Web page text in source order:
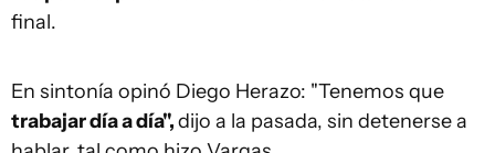
final.
En sintonía opinó Diego Herazo: "Tenemos que
trabajar día a día",dijo a la pasada, sin detenerse a